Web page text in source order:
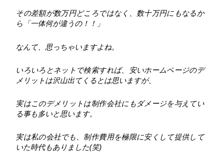
その差額が数万円どころではなく、数十万円にもなるか
ら「一体何が違うの！！」
なんて、思っちゃいますよね。
いろいろとネットで検索すれば、安いホームページのデ
メリットは沢山出てくるとは思いますが、
実はこのデメリットは制作会社にもダメージを与えてい
る事も多いと思います。
実は私の会社でも、制作費用を極限に安くして提供して
いた時代もありました(笑)